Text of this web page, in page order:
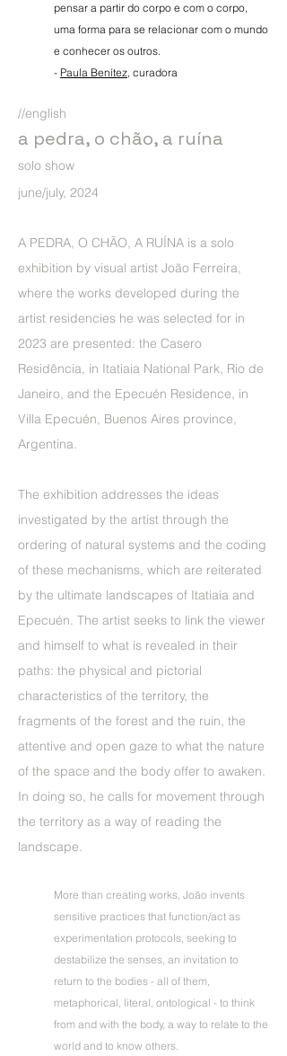
pensar a partir do corpo e com o corpo,
uma forma para se relacionar com o mundo
e conhecer os outros.
- Paula Benítez, curadora
//english
a pedra, o chão, a ruína
solo show
june/july, 2024
A PEDRA, O CHÃO, A RUÍNA is a solo
exhibition by visual artist João Ferreira,
where the works developed during the
artist residencies he was selected for in
2023 are presented: the Casero
Residência, in Itatiaia National Park, Rio de
Janeiro, and the Epecuén Residence, in
Villa Epecuén, Buenos Aires province,
Argentina.
The exhibition addresses the ideas
investigated by the artist through the
ordering of natural systems and the coding
of these mechanisms, which are reiterated
by the ultimate landscapes of Itatiaia and
Epecuén. The artist seeks to link the viewer
and himself to what is revealed in their
paths: the physical and pictorial
characteristics of the territory, the
fragments of the forest and the ruin, the
attentive and open gaze to what the nature
of the space and the body offer to awaken.
In doing so, he calls for movement through
the territory as a way of reading the
landscape.
More than creating works, João invents
sensitive practices that function/act as
experimentation protocols, seeking to
destabilize the senses, an invitation to
return to the bodies - all of them,
metaphorical, literal, ontological - to think
from and with the body, a way to relate to the
world and to know others.